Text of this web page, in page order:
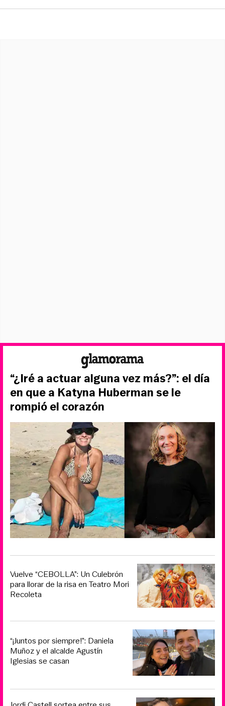
“¿Iré a actuar alguna vez más?”: el día
en que a Katyna Huberman se le
rompió el corazón
Vuelve “CEBOLLA”: Un Culebrón
para llorar de la risa en Teatro Mori
Recoleta
“¡Juntos por siempre!”: Daniela
Muñoz y el alcalde Agustín
Iglesias se casan